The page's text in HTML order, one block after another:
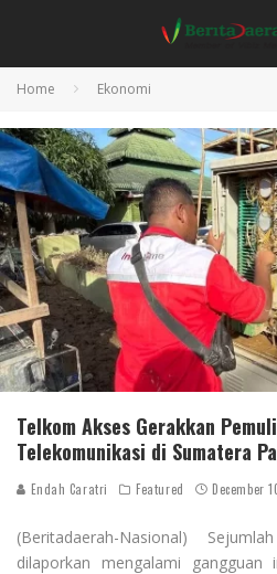
Home Ekonomi
Telkom Akses Gerakkan
Telekomunikasi di Sumatera
Endah Caratri Featured December
(Beritadaerah-Nasional)
dilaporkan mengalami gangguan